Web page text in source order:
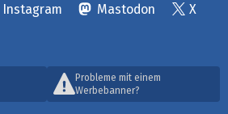
Instagram Mastodon
X
Probleme mit einem
Werbebanner?